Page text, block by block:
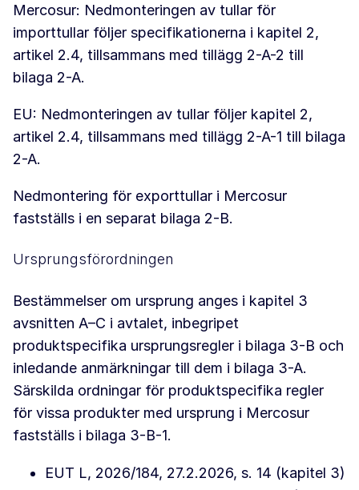
Mercosur: Nedmonteringen av tullar för
importtullar följer specifikationerna i kapitel 2,
artikel 2.4, tillsammans med tillägg 2-A-2 till
bilaga 2-A.
EU: Nedmonteringen av tullar följer kapitel 2,
artikel 2.4, tillsammans med tillägg 2-A-1 till bilaga
2-A.
Nedmontering för exporttullar i Mercosur
fastställs i en separat bilaga 2-B.
Ursprungsförordningen
Bestämmelser om ursprung anges i kapitel 3
avsnitten A–C i avtalet, inbegripet
produktspecifika ursprungsregler i bilaga 3-B och
inledande anmärkningar till dem i bilaga 3-A.
Särskilda ordningar för produktspecifika regler
för vissa produkter med ursprung i Mercosur
fastställs i bilaga 3-B-1.
EUT L, 2026/184, 27.2.2026, s. 14 (kapitel 3)